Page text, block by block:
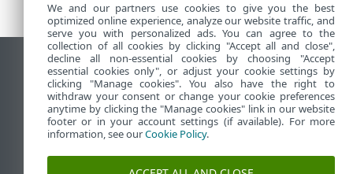
Afficher le site pour ordinateur de bureau
End of Life
Base de connaissances ESET
Forum ESET
Assistance régionale
We and our partners use cookies to give you the best
optimized online experience, analyze our website traffic, and
serve you with personalized ads. You can agree to the
collection of all cookies by clicking "Accept all and close",
decline all non-essential cookies by choosing "Accept
essential cookies only", or adjust your cookie settings by
clicking "Manage cookies". You also have the right to
withdraw your consent or change your cookie preferences
anytime by clicking the "Manage cookies" link in our website
footer or in your account settings (if available). For more
information, see ourCookie Policy.